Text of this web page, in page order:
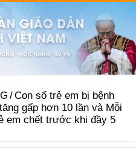
/Con số trẻ em bị bệnh
gấp hơn 10 lần và Mỗi
em chết trước khi đầy 5